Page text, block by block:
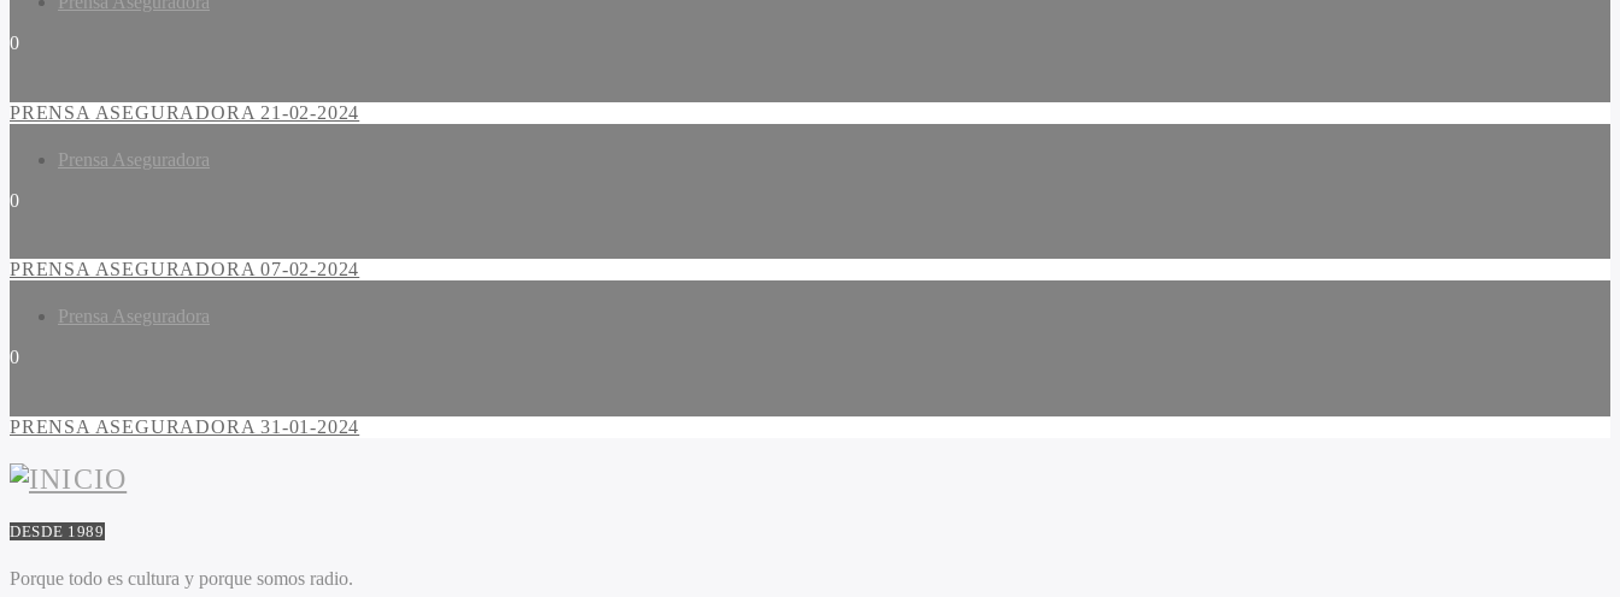
0
PRENSA ASEGURADORA 21-02-2024
Prensa Aseguradora
0
PRENSA ASEGURADORA 07-02-2024
Prensa Aseguradora
0
PRENSA ASEGURADORA 31-01-2024
DESDE 1989
Porque todo es cultura y porque somos radio.